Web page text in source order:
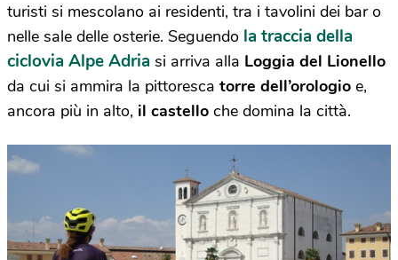
turisti si mescolano ai residenti, tra i tavolini dei bar o
nelle sale delle osterie. Seguendo la traccia della
ciclovia Alpe Adria si arriva alla Loggia del Lionello
da cui si ammira la pittoresca torre dell’orologio e,
ancora più in alto, il castello che domina la città.